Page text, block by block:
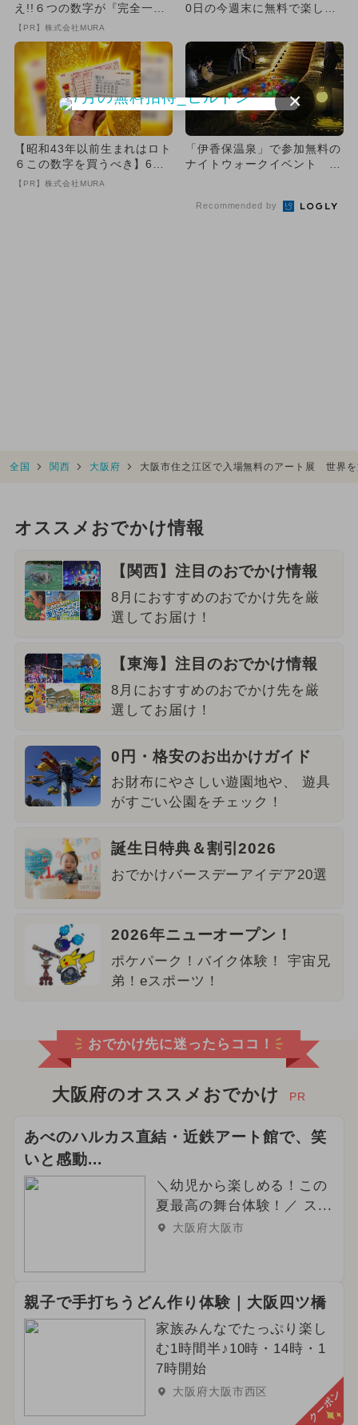
え!!６つの数字が『完全一
致』する方法
【PR】株式会社MURA
0日の今週末に無料で楽しめ
【昭和43年以前生まれはロト
６この数字を買うべき】6つ
の数字が「完全一致」する
【PR】株式会社MURA
「伊香保温泉」で参加無料の
ナイトウォークイベント 4
Recommended by
全国 関西 大阪府 大阪市住之江区で入場無料のアート展 世界
オススメおでかけ情報
【関西】注目のおでかけ情報
8月におすすめのおでかけ先を厳
選してお届け！
【東海】注目のおでかけ情報
8月におすすめのおでかけ先を厳
選してお届け！
0円・格安のお出かけガイド
お財布にやさしい遊園地や、 遊具
がすごい公園をチェック！
誕生日特典＆割引2026
おでかけバースデーアイデア20選
2026年ニューオープン！
ポケパーク！バイク体験！ 宇宙兄
弟！eスポーツ！
おでかけ先に迷ったらココ！
大阪府のオススメおでかけ PR
あべのハルカス直結・近鉄アート館で、笑
いと感動...
＼幼児から楽しめる！この
夏最高の舞台体験！／ ス...
大阪府大阪市
親子で手打ちうどん作り体験｜大阪四ツ橋
家族みんなでたっぷり楽し
む1時間半♪10時・14時・1
7時開始
大阪府大阪市西区 クーポン
×